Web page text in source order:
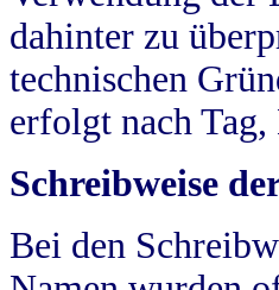
dahinter zu
technischen
erfolgt nach Tag,
Schreibweise
Bei den